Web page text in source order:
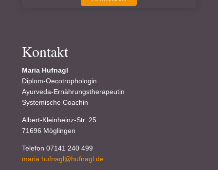
Kontakt
Maria Hufnagl
Diplom-Oecotrophologin
Ayurveda-Ernährungstherapeutin
Systemische Coachin
Albert-Kleinheinz-Str. 25
71696 Möglingen
Telefon 07141 240 499
maria.hufnagl@hufnagl.de